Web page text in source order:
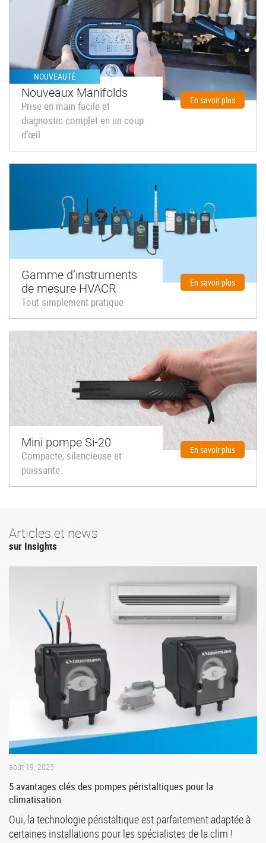
NOUVEAUTÉ
Nouveaux Manifolds
Prise en main facile et
diagnostic complet en un coup
d’œil
En savoir plus
Gamme d’instruments
de mesure HVACR
Tout simplement pratique
En savoir plus
Mini pompe Si-20
Compacte, silencieuse et
puissante.
En savoir plus
Articles et news
sur Insights
août 19, 2025
5 avantages clés des pompes péristaltiques pour la
climatisation
Oui, la technologie péristaltique est parfaitement adaptée à
certaines installations pour les spécialistes de la clim !